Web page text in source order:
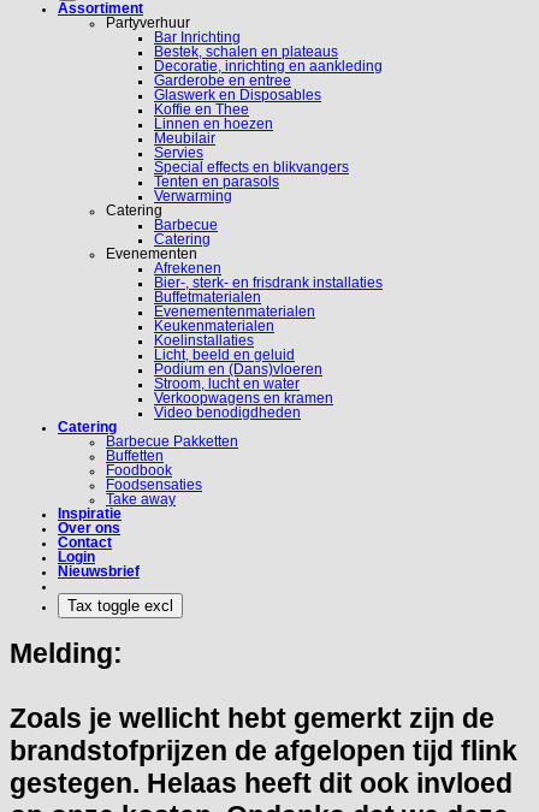
Assortiment
Partyverhuur
Bar Inrichting
Bestek, schalen en plateaus
Decoratie, inrichting en aankleding
Garderobe en entree
Glaswerk en Disposables
Koffie en Thee
Linnen en hoezen
Meubilair
Servies
Special effects en blikvangers
Tenten en parasols
Verwarming
Catering
Barbecue
Catering
Evenementen
Afrekenen
Bier-, sterk- en frisdrank installaties
Buffetmaterialen
Evenementenmaterialen
Keukenmaterialen
Koelinstallaties
Licht, beeld en geluid
Podium en (Dans)vloeren
Stroom, lucht en water
Verkoopwagens en kramen
Video benodigdheden
Catering
Barbecue Pakketten
Buffetten
Foodbook
Foodsensaties
Take away
Inspiratie
Over ons
Contact
Login
Nieuwsbrief
Melding:
Zoals je wellicht hebt gemerkt zijn de
brandstofprijzen de afgelopen tijd flink
gestegen. Helaas heeft dit ook invloed